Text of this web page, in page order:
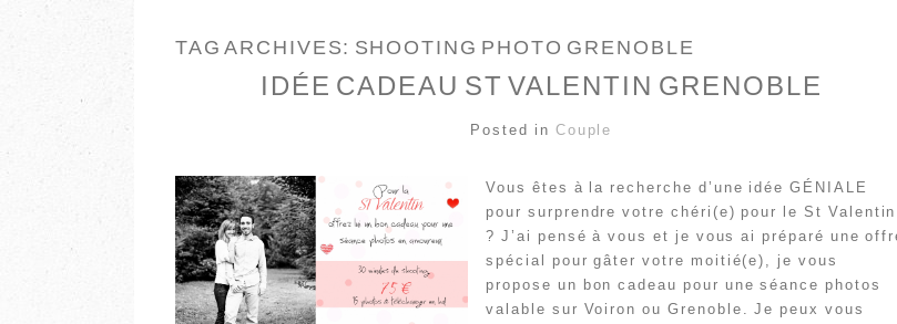
TAG ARCHIVES: SHOOTING PHOTO GRENOBLE
IDÉE CADEAU ST VALENTIN GRENOBLE
Posted in Couple
Vous êtes à la recherche d’une idée GÉNIALE
pour surprendre votre chéri(e) pour le St Valentin
? J’ai pensé à vous et je vous ai préparé une
spécial pour gâter votre moitié(e), je vous
propose un bon cadeau pour une séance photos
valable sur Voiron ou Grenoble. Je peux vous